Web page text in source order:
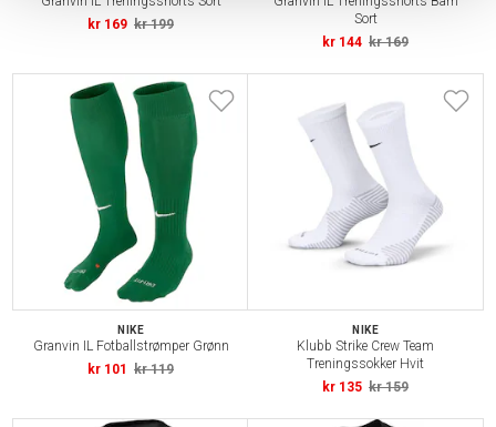
kr 169 kr 199
Sort
kr 144 kr 169
NIKE
Granvin IL Fotballstrømper Grønn
kr 101
kr 119
NIKE
Klubb Strike Crew Team
Treningssokker Hvit
kr 135 kr 159